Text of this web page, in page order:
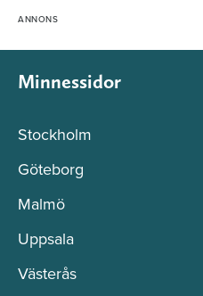
Minnessidor
Stockholm
Göteborg
Malmö
Uppsala
Västerås